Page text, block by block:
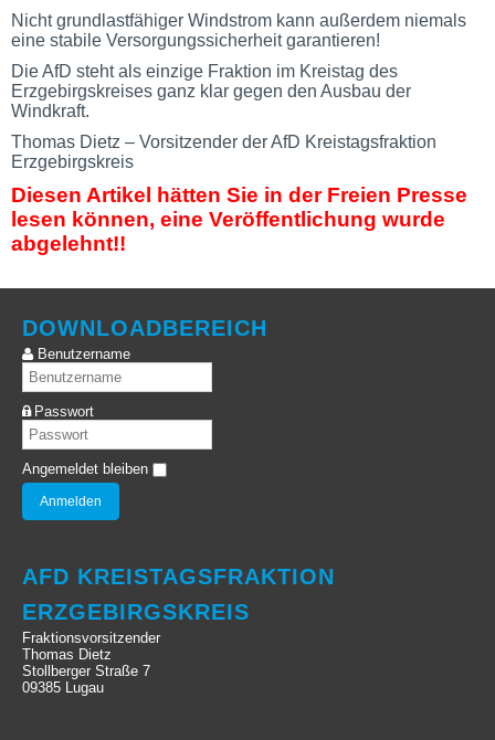
Nicht grundlastfähiger Windstrom kann außerdem niemals
eine stabile Versorgungssicherheit garantieren!
Die AfD steht als einzige Fraktion im Kreistag des
Erzgebirgskreises ganz klar gegen den Ausbau der
Windkraft.
Thomas Dietz – Vorsitzender der AfD Kreistagsfraktion
Erzgebirgskreis
Diesen Artikel hätten Sie in der Freien Presse
lesen können, eine Veröffentlichung wurde
abgelehnt!!
DOWNLOADBEREICH
Benutzername
Passwort
Angemeldet bleiben
AFD KREISTAGSFRAKTION
ERZGEBIRGSKREIS
Fraktionsvorsitzender
Thomas Dietz
Stollberger Straße 7
09385 Lugau